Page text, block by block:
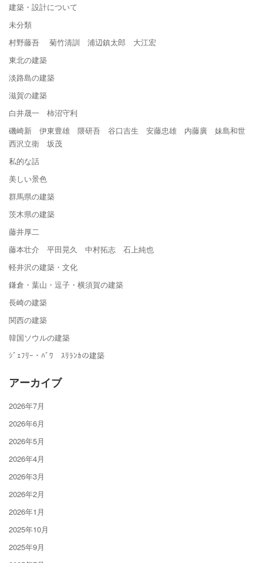
建築・設計について
未分類
村野藤吾 菊竹清訓 浦辺鎮太郎 大江宏
東北の建築
淡路島の建築
滋賀の建築
白井晟一 柿沼守利
磯崎新 伊東豊雄 隈研吾 谷口吉生 安藤忠雄 内藤廣 妹島和世
西沢立衛 坂茂
私的な話
美しい景色
群馬県の建築
茨木県の建築
藤井厚二
藤本壮介 平田晃久 中村拓志 石上純也
軽井沢の建築・文化
鎌倉・葉山・逗子・横須賀の建築
長崎の建築
関西の建築
韓国ソウルの建築
ｼﾞｪﾌﾘｰ・ﾊﾞﾜ ｽﾘﾗﾝｶの建築
アーカイブ
2026年7月
2026年6月
2026年5月
2026年4月
2026年3月
2026年2月
2026年1月
2025年10月
2025年9月